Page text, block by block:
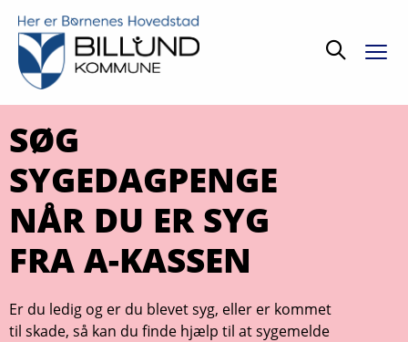
Søg
SØG
SYGEDAGPENGE
NÅR DU ER SYG
FRA A-KASSEN
Er du ledig og er du blevet syg, eller er kommet
til skade, så kan du finde hjælp til at sygemelde